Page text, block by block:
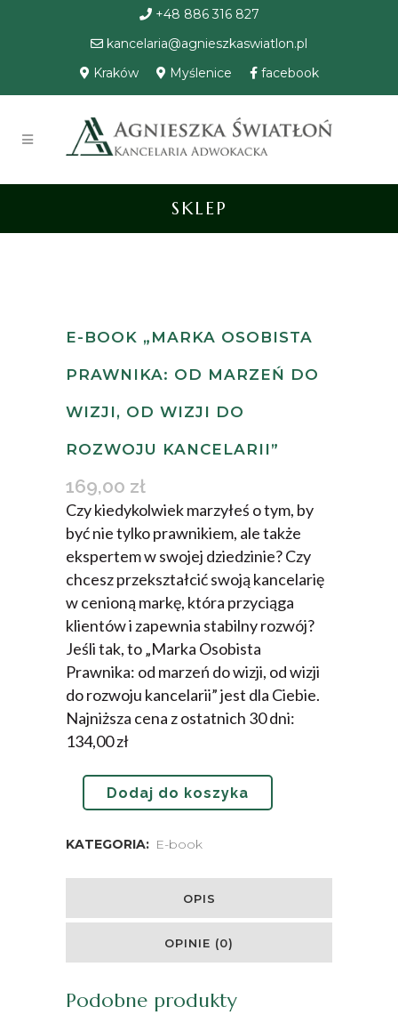
+48 886 316 827
kancelaria@agnieszkaswiatlon.pl
Kraków
Myślenice facebook
SKLEP
E-BOOK „MARKA OSOBISTA
PRAWNIKA: OD MARZEŃ DO
WIZJI, OD WIZJI DO
ROZWOJU KANCELARII”
169,00 zł
Czy kiedykolwiek marzyłeś o tym, by
być nie tylko prawnikiem, ale także
ekspertem w swojej dziedzinie? Czy
chcesz przekształcić swoją kancelarię
w cenioną markę, która przyciąga
klientów i zapewnia stabilny rozwój?
Jeśli tak, to „Marka Osobista
Prawnika: od marzeń do wizji, od wizji
do rozwoju kancelarii” jest dla Ciebie.
Najniższa cena z ostatnich 30 dni:
134,00zł
Dodaj do koszyka
KATEGORIA: E-book
OPIS
OPINIE (0)
Podobne produkty